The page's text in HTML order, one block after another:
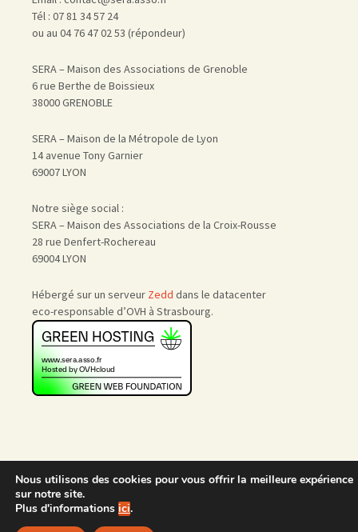
Tél : 07 81 34 57 24
ou au 04 76 47 02 53 (répondeur)
SERA – Maison des Associations de Grenoble
6 rue Berthe de Boissieux
38000 GRENOBLE
SERA – Maison de la Métropole de Lyon
14 avenue Tony Garnier
69007 LYON
Notre siège social :
SERA – Maison des Associations de la Croix-Rousse
28 rue Denfert-Rochereau
69004 LYON
Hébergé sur un serveur Zedd dans le datacenter
eco-responsable d’OVH à Strasbourg.
Accueil | Nous rejoindre
Admin
Nous utilisons des cookies pour vous offrir la meilleure expérience
sur notre site.
Plus d'informations ici.